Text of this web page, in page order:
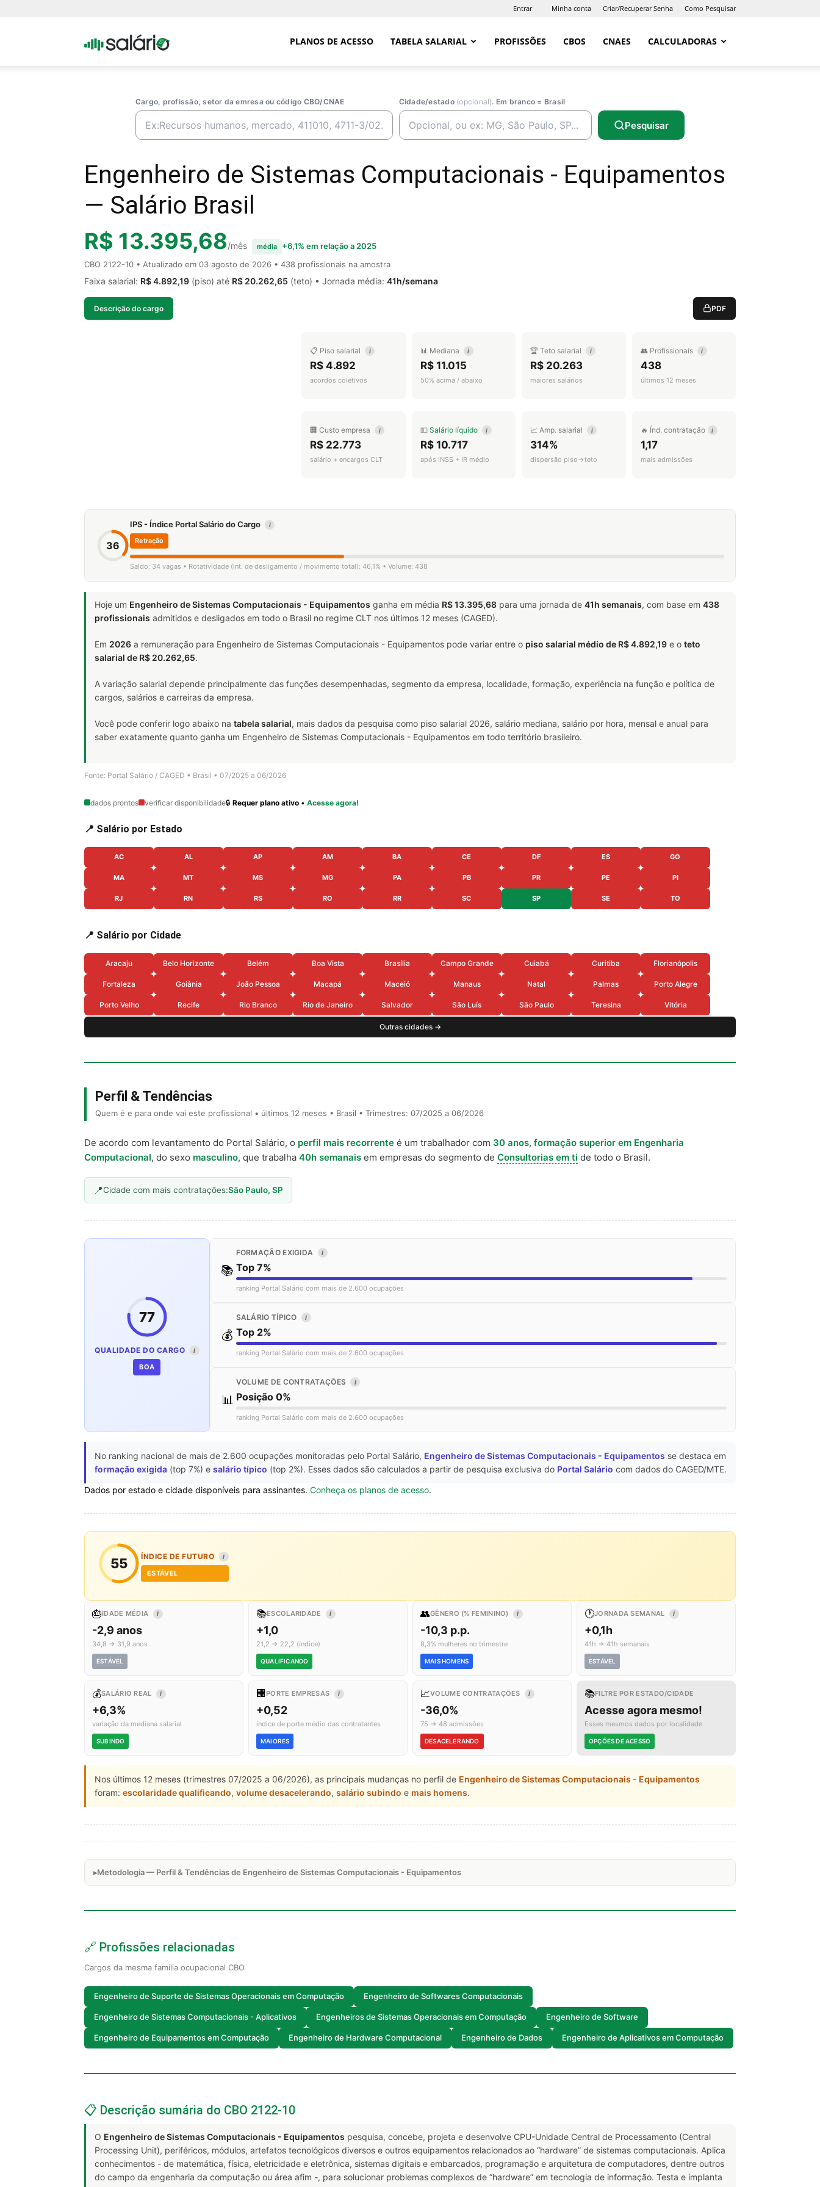
Entrar Minha conta Criar/Recuperar Senha Como Pesquisar
Portal PLANOS DE ACESSO TABELA SALARIAL PROFISSÕES CBOS CNAES CALCULADORAS
Cargo, profissão, setor da emresa ou código CBO/CNAE Cidade/estado (opcional). Em branco = Brasil
Pesquisar
Engenheiro de Sistemas Computacionais - Equipamentos
— Salário Brasil
R$ 13.395,68/mês média
+6,1% em relação a 2025
CBO 2122-10 • Atualizado em 03 agosto de 2026 • 438 profissionais na amostra
Faixa salarial: R$ 4.892,19 (piso) até R$ 20.262,65 (teto) • Jornada média: 41h/semana
Descrição do cargo PDF
📋 Piso salarial i
R$ 4.892
acordos coletivos
📊 Mediana i
R$ 11.015
50% acima / abaixo
🏆 Teto salarial i
R$ 20.263
maiores salários
👥 Profissionais i
438
últimos 12 meses
🏢 Custo empresa i
R$ 22.773
salário + encargos CLT
💵 Salário líquido i
R$ 10.717
após INSS + IR médio
📈 Amp. salarial i
314%
dispersão piso→teto
🔥 Índ. contratação i
1,17
mais admissões
36
IPS - Índice Portal Salário do Cargo i
Retração
Saldo: 34 vagas • Rotatividade (int. de desligamento / movimento total): 46,1% • Volume: 438
Hoje um Engenheiro de Sistemas Computacionais - Equipamentos ganha em média R$ 13.395,68 para uma jornada de 41h semanais, com base em 438
profissionais admitidos e desligados em todo o Brasil no regime CLT nos últimos 12 meses (CAGED).
Em 2026 a remuneração para Engenheiro de Sistemas Computacionais - Equipamentos pode variar entre o piso salarial médio de R$ 4.892,19 e o teto
salarial de R$ 20.262,65.
A variação salarial depende principalmente das funções desempenhadas, segmento da empresa, localidade, formação, experiência na função e política de
cargos, salários e carreiras da empresa.
Você pode conferir logo abaixo na tabela salarial, mais dados da pesquisa como piso salarial 2026, salário mediana, salário por hora, mensal e anual para
saber exatamente quanto ganha um Engenheiro de Sistemas Computacionais - Equipamentos em todo território brasileiro.
Fonte: Portal Salário / CAGED • Brasil • 07/2025 a 06/2026
dados prontos verificar disponibilidade🔒 Requer plano ativo • Acesse agora!
📍 Salário por Estado
AC AL AP AM BA CE DF ES GO
MA MT MS MG PA PB PR PE PI
RJ RN RS RO RR SC SP SE TO
📍 Salário por Cidade
Aracaju Belo Horizonte Belém Boa Vista Brasília Campo Grande Cuiabá Curitiba Florianópolis
Fortaleza Goiânia João Pessoa Macapá Maceió Manaus Natal Palmas Porto Alegre
Porto Velho Recife Rio Branco Rio de Janeiro Salvador São Luís São Paulo Teresina Vitória
Outras cidades →
Perfil & Tendências
Quem é e para onde vai este profissional • últimos 12 meses • Brasil • Trimestres: 07/2025 a 06/2026
De acordo com levantamento do Portal Salário, o perfil mais recorrente é um trabalhador com 30 anos, formação superior em Engenharia
Computacional, do sexo masculino, que trabalha 40h semanais em empresas do segmento de Consultorias em ti de todo o Brasil.
Cidade com mais contratações:São Paulo, SP
77
QUALIDADE DO CARGO I
BOA
📚
FORMAÇÃO EXIGIDA I
Top 7%
ranking Portal Salário com mais de 2.600 ocupações
💰
SALÁRIO TÍPICO I
Top 2%
ranking Portal Salário com mais de 2.600 ocupações
📊
VOLUME DE CONTRATAÇÕES I
Posição 0%
ranking Portal Salário com mais de 2.600 ocupações
No ranking nacional de mais de 2.600 ocupações monitoradas pelo Portal Salário, Engenheiro de Sistemas Computacionais - Equipamentos se destaca em
formação exigida (top 7%) e salário típico (top 2%). Esses dados são calculados a partir de pesquisa exclusiva do Portal Salário com dados do CAGED/MTE.
Dados por estado e cidade disponíveis para assinantes. Conheça os planos de acesso.
55 ÍNDICE DE FUTURO I
ESTÁVEL
🎂IDADE MÉDIA I
-2,9 anos
34,8 → 31,9 anos
ESTÁVEL
📚ESCOLARIDADE I
+1,0
21,2 → 22,2 (índice)
QUALIFICANDO
👥GÊNERO (% FEMININO) I
-10,3 p.p.
8,3% mulheres no trimestre
MAIS HOMENS
🕐JORNADA SEMANAL I
+0,1h
41h → 41h semanais
ESTÁVEL
💰SALÁRIO REAL I
+6,3%
variação da mediana salarial
SUBINDO
🏢 PORTE EMPRESAS I
+0,52
índice de porte médio das contratantes
MAIORES
📈VOLUME CONTRATAÇÕES I
-36,0%
75 → 48 admissões
DESACELERANDO
📚FILTRE POR ESTADO/CIDADE
Acesse agora mesmo!
Esses mesmos dados por localidade
OPÇÕES DE ACESSO
Nos últimos 12 meses (trimestres 07/2025 a 06/2026), as principais mudanças no perfil de Engenheiro de Sistemas Computacionais - Equipamentos
foram: escolaridade qualificando, volume desacelerando, salário subindo e mais homens.
Metodologia — Perfil & Tendências de Engenheiro de Sistemas Computacionais - Equipamentos
🔗 Profissões relacionadas
Cargos da mesma família ocupacional CBO
Engenheiro de Suporte de Sistemas Operacionais em Computação Engenheiro de Softwares Computacionais
Engenheiro de Sistemas Computacionais - Aplicativos Engenheiros de Sistemas Operacionais em Computação Engenheiro de Software
Engenheiro de Equipamentos em Computação Engenheiro de Hardware Computacional Engenheiro de Dados Engenheiro de Aplicativos em Computação
📋 Descrição sumária do CBO 2122-10
O Engenheiro de Sistemas Computacionais - Equipamentos pesquisa, concebe, projeta e desenvolve CPU-Unidade Central de Processamento (Central
Processing Unit), periféricos, módulos, artefatos tecnológicos diversos e outros equipamentos relacionados ao “hardware” de sistemas computacionais. Aplica
conhecimentos - de matemática, física, eletricidade e eletrônica, sistemas digitais e embarcados, programação e arquitetura de computadores, dentre outros
do campo da engenharia da computação ou área afim -, para solucionar problemas complexos de “hardware” em tecnologia de informação. Testa e implanta